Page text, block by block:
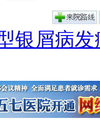
银屑病发